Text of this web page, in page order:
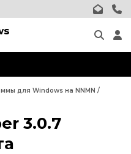
для Windows на NNMN /
3.0.7
Другие программы
Программы для Бизнеса